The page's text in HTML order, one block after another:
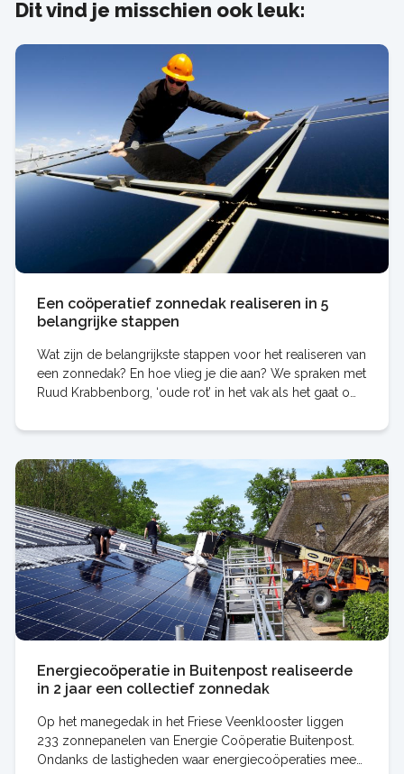
Dit vind je misschien ook leuk:
Een coöperatief zonnedak realiseren in 5
belangrijke stappen
Wat zijn de belangrijkste stappen voor het realiseren van
een zonnedak? En hoe vlieg je die aan? We spraken met
Ruud Krabbenborg, ‘oude rot’ in het vak als het gaat om
Energiecoöperatie in Buitenpost realiseerde
in 2 jaar een collectief zonnedak
Op het manegedak in het Friese Veenklooster liggen
233 zonnepanelen van Energie Coöperatie Buitenpost.
Ondanks de lastigheden waar energiecoöperaties mee